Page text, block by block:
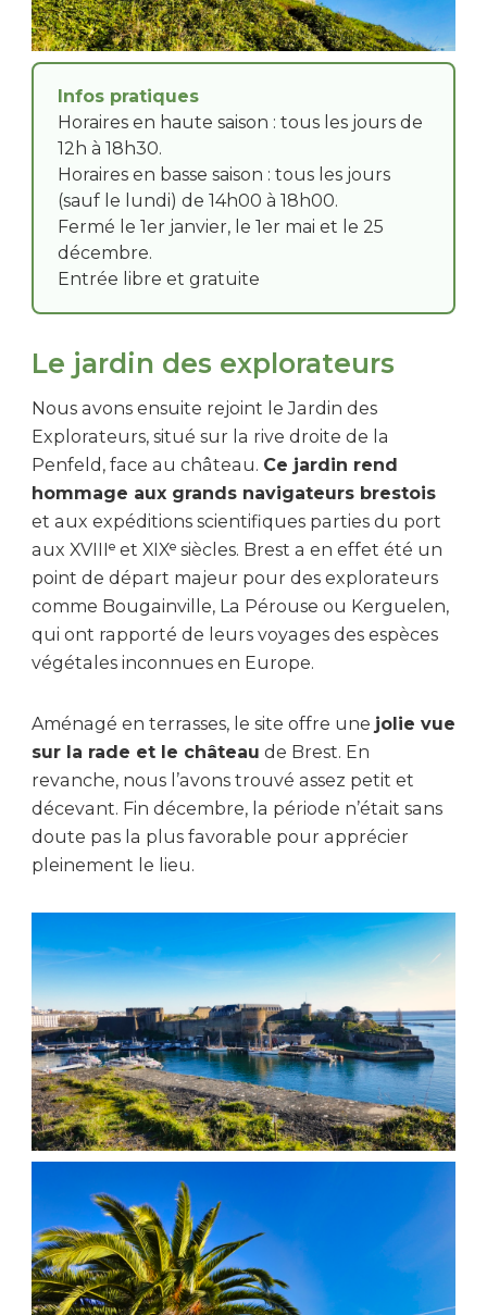
Infos pratiques
Horaires en haute saison : tous les jours de
12h à 18h30.
Horaires en basse saison : tous les jours
(sauf le lundi) de 14h00 à 18h00.
Fermé le 1er janvier, le 1er mai et le 25
décembre.
Entrée libre et gratuite
Le jardin des explorateurs
Nous avons ensuite rejoint le Jardin des
Explorateurs, situé sur la rive droite de la
Penfeld, face au château. Ce jardin rend
hommage aux grands navigateurs brestois
et aux expéditions scientifiques parties du port
aux XVIIIᵉ et XIXᵉ siècles. Brest a en effet été un
point de départ majeur pour des explorateurs
comme Bougainville, La Pérouse ou Kerguelen,
qui ont rapporté de leurs voyages des espèces
végétales inconnues en Europe.
Aménagé en terrasses, le site offre une jolie vue
sur la rade et le château de Brest. En
revanche, nous l’avons trouvé assez petit et
décevant. Fin décembre, la période n’était sans
doute pas la plus favorable pour apprécier
pleinement le lieu.